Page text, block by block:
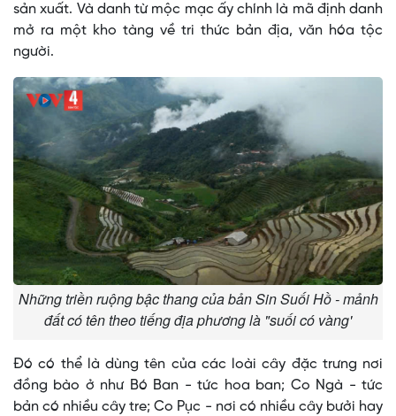
sản xuất. Và danh từ mộc mạc ấy chính là mã định danh
mở ra một kho tàng về tri thức bản địa, văn hóa tộc
người.
Những triền ruộng bậc thang của bản Sin Suối Hồ - mảnh
đất có tên theo tiếng địa phương là "suối có vàng'
Đó có thể là dùng tên của các loài cây đặc trưng nơi
đồng bào ở như Bó Ban - tức hoa ban; Co Ngà - tức
bản có nhiều cây tre; Co Pục - nơi có nhiều cây bưởi hay